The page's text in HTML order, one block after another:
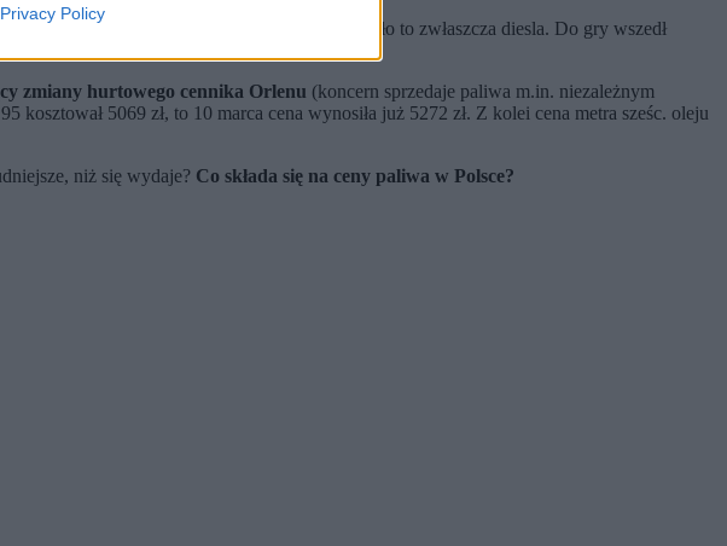
Privacy Policy
szybko rosły w ostatnich dniach – dotyczyło to zwłaszcza diesla. Do gry wszedł
zmiany hurtowego cennika Orlenu (koncern sprzedaje paliwa m.in. niezależnym
5069 zł, to 10 marca cena wynosiła już 5272 zł. Z kolei cena metra sześc. oleju
niż się wydaje? Co składa się na ceny paliwa w Polsce?